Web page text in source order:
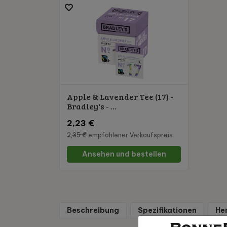
Apple & Lavender Tee (17) -
Bradley's - ...
2,23 €
2,35 € empfohlener Verkaufspreis
Ansehen und bestellen
Beschreibung Spezifikationen